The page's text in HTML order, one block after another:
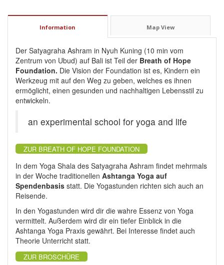
Information Map View
Der Satyagraha Ashram in Nyuh Kuning (10 min vom
Zentrum von Ubud) auf Bali ist Teil der Breath of Hope
Foundation. Die Vision der Foundation ist es, Kindern ein
Werkzeug mit auf den Weg zu geben, welches es ihnen
ermöglicht, einen gesunden und nachhaltigen Lebensstil zu
entwickeln.
an experimental school for yoga and life
ZUR BREATH OF HOPE FOUNDATION
In dem Yoga Shala des Satyagraha Ashram findet mehrmals
in der Woche traditionellen Ashtanga Yoga auf
Spendenbasis statt. Die Yogastunden richten sich auch an
Reisende.
In den Yogastunden wird dir die wahre Essenz von Yoga
vermittelt. Außerdem wird dir ein tiefer Einblick in die
Ashtanga Yoga Praxis gewährt. Bei Interesse findet auch
Theorie Unterricht statt.
ZUR BROSCHÜRE